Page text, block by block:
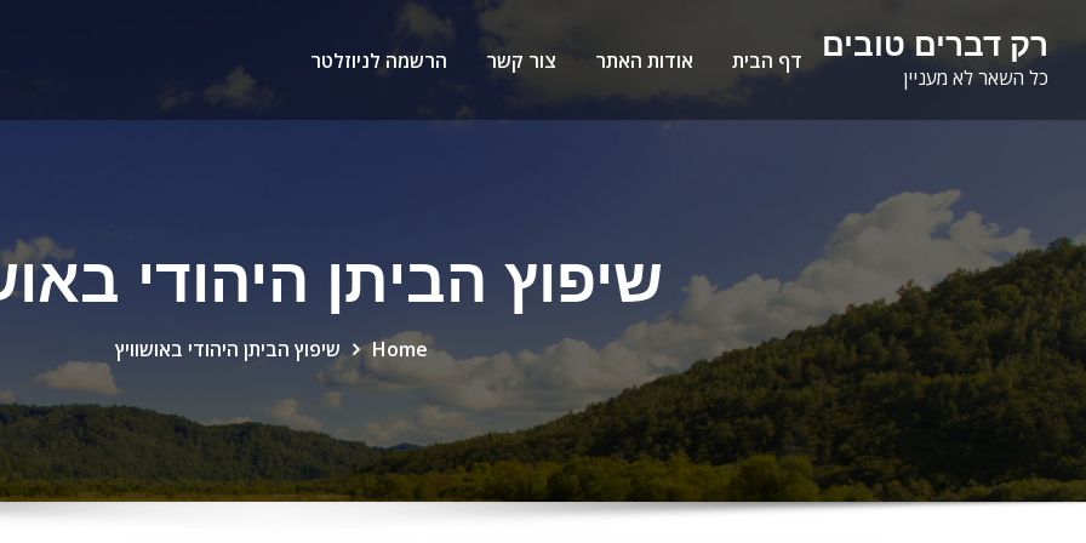
content
רק דברים טובים
כל השאר לא מעניין
דף הבית אודות האתר צור קשר הרשמה לניוזלטר
שיפוץ הביתן היהודי
Home שיפוץ הביתן היהודי באושוויץ